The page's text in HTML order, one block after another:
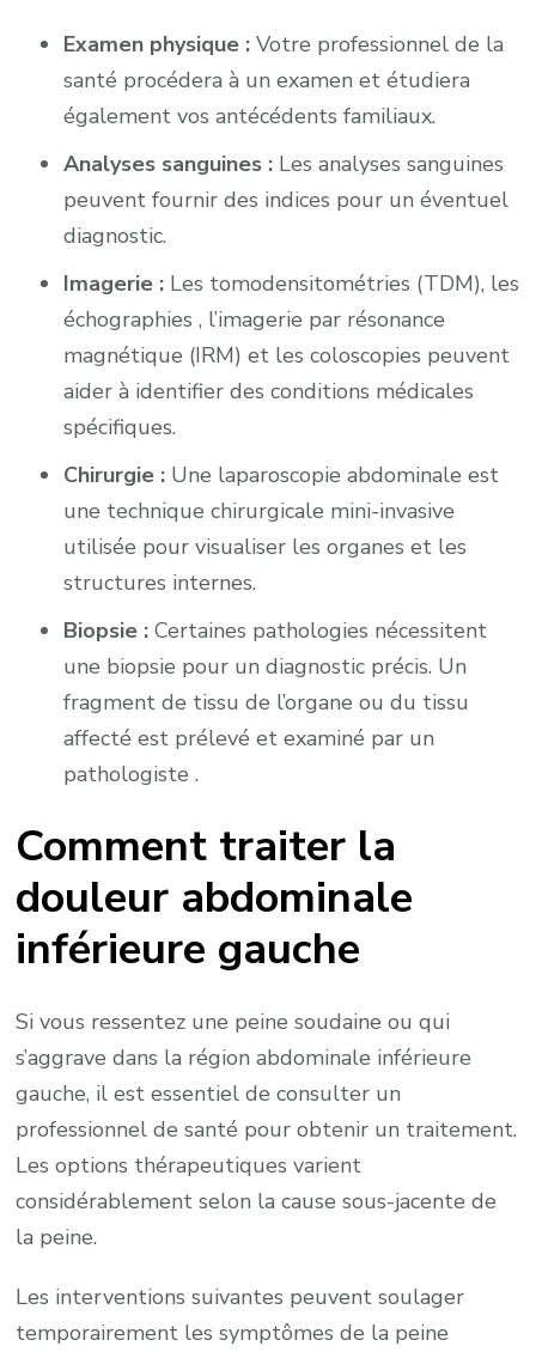
Examen physique : Votre professionnel de la
santé procédera à un examen et étudiera
également vos antécédents familiaux.
Analyses sanguines : Les analyses sanguines
peuvent fournir des indices pour un éventuel
diagnostic.
Imagerie : Les tomodensitométries (TDM), les
échographies , l’imagerie par résonance
magnétique (IRM) et les coloscopies peuvent
aider à identifier des conditions médicales
spécifiques.
Chirurgie : Une laparoscopie abdominale est
une technique chirurgicale mini-invasive
utilisée pour visualiser les organes et les
structures internes.
Biopsie : Certaines pathologies nécessitent
une biopsie pour un diagnostic précis. Un
fragment de tissu de l’organe ou du tissu
affecté est prélevé et examiné par un
pathologiste .
Comment traiter la
douleur abdominale
inférieure gauche
Si vous ressentez une peine soudaine ou qui
s’aggrave dans la région abdominale inférieure
gauche, il est essentiel de consulter un
professionnel de santé pour obtenir un traitement.
Les options thérapeutiques varient
considérablement selon la cause sous-jacente de
la peine.
Les interventions suivantes peuvent soulager
temporairement les symptômes de la peine